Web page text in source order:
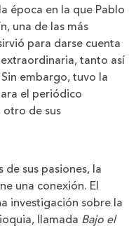
época en la que Pablo
una de las más
para darse cuenta
tanto así
embargo, tuvo la
el periódico
otro de sus
sus pasiones, la
una conexión. El
investigación sobre la
llamada Bajo el